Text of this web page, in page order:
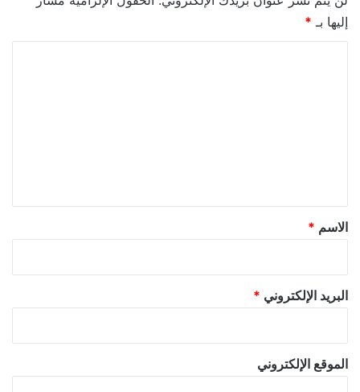
إليها بـ *
*
الاسم *
البريد الإلكتروني *
الموقع الإلكتروني